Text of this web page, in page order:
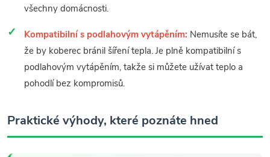
všechny domácnosti.
Kompatibilní s podlahovým vytápěním: Nemusíte se bát,
že by koberec bránil šíření tepla. Je plně kompatibilní s
podlahovým vytápěním, takže si můžete užívat teplo a
pohodlí bez kompromisů.
Praktické výhody, které poznáte hned